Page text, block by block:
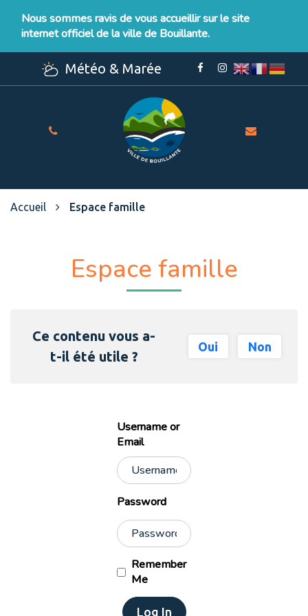
Nous sommes ravis de vous accueillir sur le site
internet officiel de la ville de Bouillante.
Météo & Marée
Lien
Facebook
Lien
Instagram
Site
officiel
de
Accueil Espace famille
Espace famille
Ce contenu vous a-
t-il été utile ?
Oui Non
Username or
Email
Password
Remember
Me